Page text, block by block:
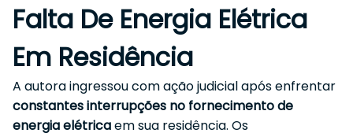
Falta De Energia Elétrica
Em Residência
A autora ingressou com ação judicial após enfrentar
constantes interrupções no fornecimento de
energia elétricaem sua residência. Os